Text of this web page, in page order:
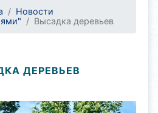
Новости
Высадка деревьев
ДЕРЕВЬЕВ